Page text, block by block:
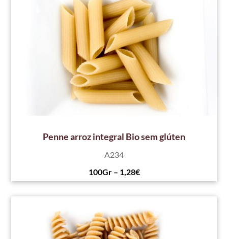
Penne arroz integral Bio sem glúten
A234
100Gr – 1,28€